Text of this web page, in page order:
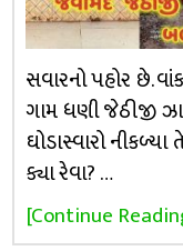
સવારનો પહોર છે.
ગામ ધણી જેઠીજી
ઘોડાસ્વારો
ક્યા રેવા? …
[Continue